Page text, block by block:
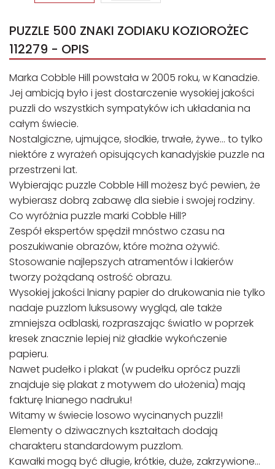
PUZZLE 500 ZNAKI ZODIAKU KOZIOROŻEC
112279 - OPIS
Marka Cobble Hill powstała w 2005 roku, w Kanadzie.
Jej ambicją było i jest dostarczenie wysokiej jakości
puzzli do wszystkich sympatyków ich układania na
całym świecie.
Nostalgiczne, ujmujące, słodkie, trwałe, żywe… to tylko
niektóre z wyrażeń opisujących kanadyjskie puzzle na
przestrzeni lat.
Wybierając puzzle Cobble Hill możesz być pewien, że
wybierasz dobrą zabawę dla siebie i swojej rodziny.
Co wyróżnia puzzle marki Cobble Hill?
Zespół ekspertów spędził mnóstwo czasu na
poszukiwanie obrazów, które można ożywić.
Stosowanie najlepszych atramentów i lakierów
tworzy pożądaną ostrość obrazu.
Wysokiej jakości lniany papier do drukowania nie tylko
nadaje puzzlom luksusowy wygląd, ale także
zmniejsza odblaski, rozpraszając światło w poprzek
kresek znacznie lepiej niż gładkie wykończenie
papieru.
Nawet pudełko i plakat (w pudełku oprócz puzzli
znajduje się plakat z motywem do ułożenia) mają
fakturę lnianego nadruku!
Witamy w świecie losowo wycinanych puzzli!
Elementy o dziwacznych kształtach dodają
charakteru standardowym puzzlom.
Kawałki mogą być długie, krótkie, duże, zakrzywione…